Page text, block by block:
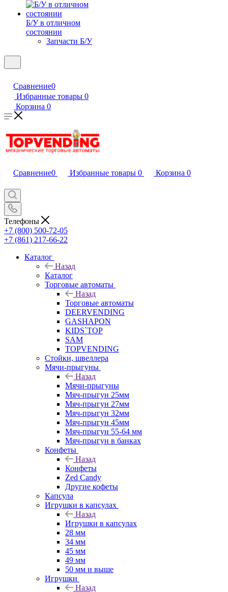
Б/У в отличном
состоянии
Запчасти Б/У
Сравнение0
Избранные товары 0
Корзина 0
Сравнение0 Избранные товары 0 Корзина 0
Телефоны
+7 (800) 500-72-05
+7 (861) 217-66-22
Каталог
Назад
Каталог
Торговые автоматы
Назад
Торговые автоматы
DEERVENDING
GASHAPON
KIDS`TOP
SAM
TOPVENDING
Стойки, швеллера
Мячи-прыгуны
Назад
Мячи-прыгуны
Мяч-прыгун 25мм
Мяч-прыгун 27мм
Мяч-прыгун 32мм
Мяч-прыгун 45мм
Мяч-прыгун 55-64 мм
Мяч-прыгун в банках
Конфеты
Назад
Конфеты
Zed Candy
Другие кофеты
Капсула
Игрушки в капсулах
Назад
Игрушки в капсулах
28 мм
34 мм
45 мм
49 мм
50 мм и выше
Игрушки
Назад